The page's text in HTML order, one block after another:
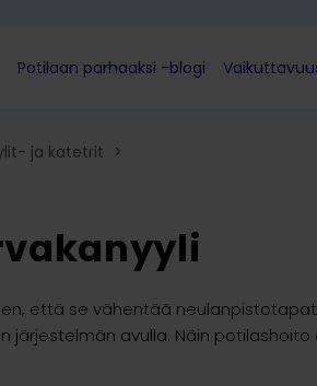
Potilaan parhaaksi -blogi
ja katetrit >
että se vähentää
järjestelmän avulla. Näin potilashoito